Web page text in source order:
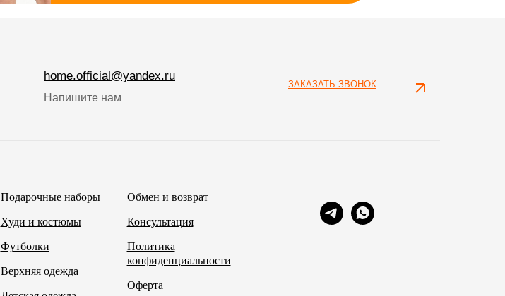
home.official@yandex.ru
Напишите нам
ЗАКАЗАТЬ ЗВОНОК
Подарочные наборы
Худи и костюмы
Футболки
Верхняя одежда
Обмен и возврат
Консультация
Политика
конфиденциальности
Оферта